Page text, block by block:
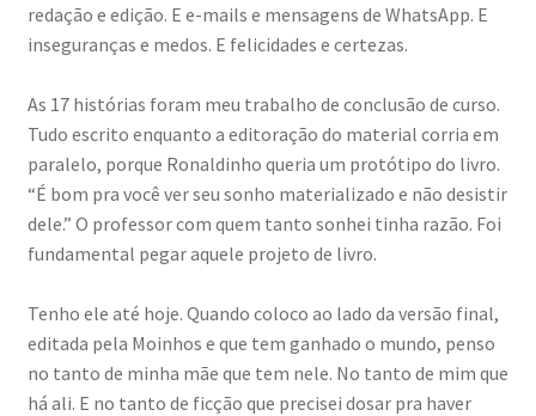
redação e edição. E e-mails e mensagens de WhatsApp. E
inseguranças e medos. E felicidades e certezas.
As 17 histórias foram meu trabalho de conclusão de curso.
Tudo escrito enquanto a editoração do material corria em
paralelo, porque Ronaldinho queria um protótipo do livro.
“É bom pra você ver seu sonho materializado e não desistir
dele.” O professor com quem tanto sonhei tinha razão. Foi
fundamental pegar aquele projeto de livro.
Tenho ele até hoje. Quando coloco ao lado da versão final,
editada pela Moinhos e que tem ganhado o mundo, penso
no tanto de minha mãe que tem nele. No tanto de mim que
há ali. E no tanto de ficção que precisei dosar pra haver